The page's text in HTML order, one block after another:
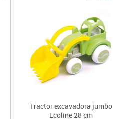
Tractor excavadora jumbo
Ecoline 28 cm